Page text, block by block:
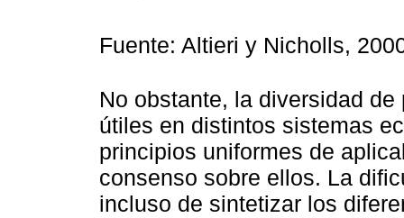
Fuente: Altieri y Nicholls,
No obstante, la diversidad
útiles en distintos sistemas
principios uniformes de
consenso sobre ellos. La
incluso de sintetizar los